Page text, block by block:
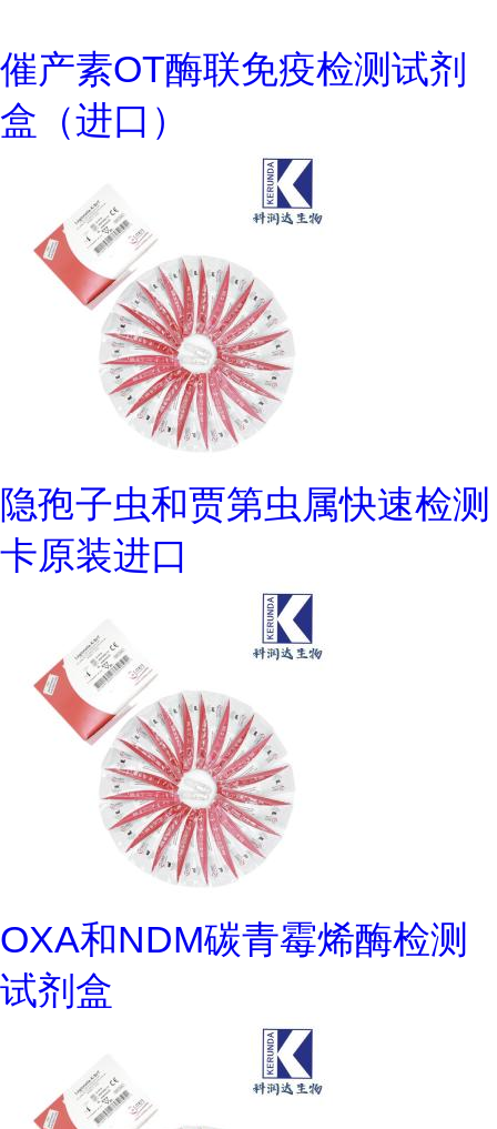
催产素OT酶联免疫检测试剂
盒（进口）
隐孢子虫和贾第虫属快速检测
卡原装进口
OXA和NDM碳青霉烯酶检测
试剂盒